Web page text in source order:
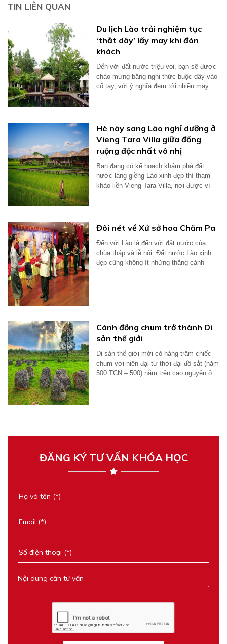
TIN LIÊN QUAN
Du lịch Lào trải nghiệm tục
‘thắt dây’ lấy may khi đón
khách
Đến với đất nước triệu voi, bạn sẽ được
chào mừng bằng nghi thức buộc dây vào
cổ tay, với ý nghĩa đem tới nhiều may...
Hè này sang Lào nghỉ dưỡng ở
Vieng Tara Villa giữa đồng
ruộng độc nhất vô nhị
Bạn đang có kế hoạch khám phá đất
nước láng giềng Lào xinh đẹp thì tham
khảo liền Vieng Tara Villa, nơi được ví
Đôi nét về Xứ sở hoa Chăm Pa
Đến với Lào là đến với đất nước của
chùa tháp và lễ hội. Đất nước Lào xinh
đẹp cũng không ít những thắng cảnh
Cánh đồng chum trở thành Di
sản thế giới
Di sản thế giới mới có hàng trăm chiếc
chum với niên đại từ thời đại đồ sắt (năm
500 TCN – 500) nằm trên cao nguyên ở...
ĐĂNG KÝ TƯ VẤN KHÓA HỌC